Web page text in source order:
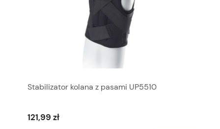
Stabilizator kolana z pasami UP5510
121,99 zł